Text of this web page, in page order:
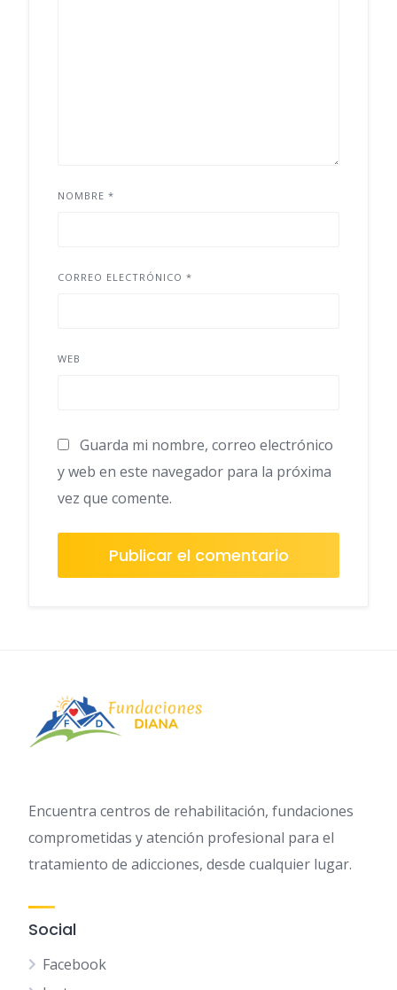
NOMBRE *
CORREO ELECTRÓNICO *
WEB
Guarda mi nombre, correo electrónico
y web en este navegador para la próxima
vez que comente.
Encuentra centros de rehabilitación, fundaciones
comprometidas y atención profesional para el
tratamiento de adicciones, desde cualquier lugar.
Social
Facebook